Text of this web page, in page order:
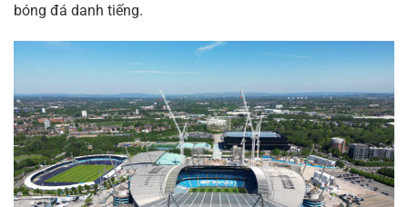
bóng đá danh tiếng.